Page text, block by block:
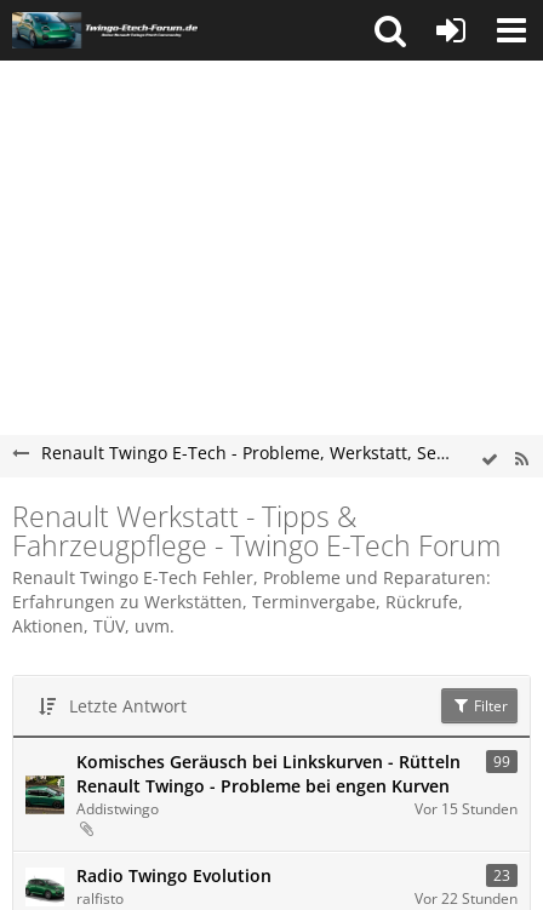
Renault Twingo E-Tech - Probleme, Werkstatt, Service und Tipps
Renault Werkstatt - Tipps &
Fahrzeugpflege - Twingo E-Tech Forum
Renault Twingo E-Tech Fehler, Probleme und Reparaturen:
Erfahrungen zu Werkstätten, Terminvergabe, Rückrufe,
Aktionen, TÜV, uvm.
Letzte Antwort Filter
Komisches Geräusch bei Linkskurven - Rütteln
Renault Twingo - Probleme bei engen Kurven
99
Addistwingo Vor 15 Stunden
Radio Twingo Evolution
23
ralfisto
Vor 22 Stunden